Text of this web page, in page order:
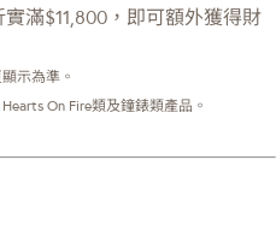
滿$11,800，即可額外獲得財
示為準。
On Fire類及鐘錶類產品。